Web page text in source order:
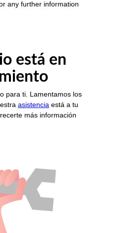
any further information
está en
para ti. Lamentamos los
asistencia está a tu
más información